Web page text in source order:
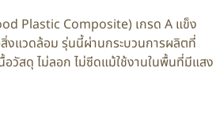
Plastic Composite) เกรด A แข็ง
งแวดล้อม รุ่นนี้ผ่านกระบวนการผลิตที่
อวัสดุ ไม่ลอก ไม่ซีดแม้ใช้งานในพื้นที่มีแสง